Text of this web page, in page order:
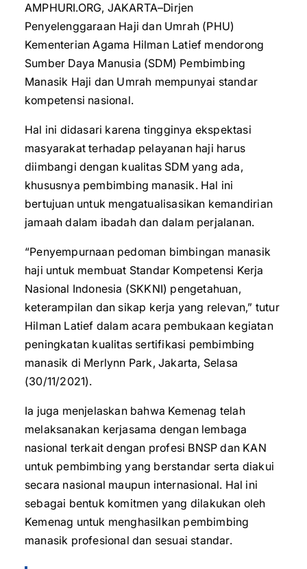
AMPHURI.ORG, JAKARTA–Dirjen
Penyelenggaraan Haji dan Umrah (PHU)
Kementerian Agama Hilman Latief mendorong
Sumber Daya Manusia (SDM) Pembimbing
Manasik Haji dan Umrah mempunyai standar
kompetensi nasional.
Hal ini didasari karena tingginya ekspektasi
masyarakat terhadap pelayanan haji harus
diimbangi dengan kualitas SDM yang ada,
khususnya pembimbing manasik. Hal ini
bertujuan untuk mengatualisasikan kemandirian
jamaah dalam ibadah dan dalam perjalanan.
“Penyempurnaan pedoman bimbingan manasik
haji untuk membuat Standar Kompetensi Kerja
Nasional Indonesia (SKKNI) pengetahuan,
keterampilan dan sikap kerja yang relevan,” tutur
Hilman Latief dalam acara pembukaan kegiatan
peningkatan kualitas sertifikasi pembimbing
manasik di Merlynn Park, Jakarta, Selasa
(30/11/2021).
Ia juga menjelaskan bahwa Kemenag telah
melaksanakan kerjasama dengan lembaga
nasional terkait dengan profesi BNSP dan KAN
untuk pembimbing yang berstandar serta diakui
secara nasional maupun internasional. Hal ini
sebagai bentuk komitmen yang dilakukan oleh
Kemenag untuk menghasilkan pembimbing
manasik profesional dan sesuai standar.